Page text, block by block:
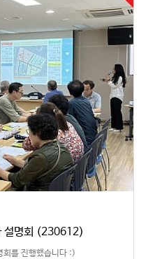
설명회 (230612)
회를 진행했습니다 :)